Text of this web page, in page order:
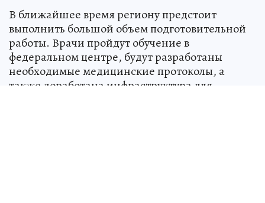
В ближайшее время региону предстоит
выполнить большой объем подготовительной
работы. Врачи пройдут обучение в
федеральном центре, будут разработаны
необходимые медицинские протоколы, а
также доработана инфраструктура для